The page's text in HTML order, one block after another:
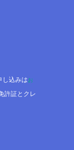
込みはお
許証とクレ